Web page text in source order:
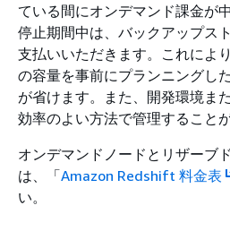
ている間にオンデマンド課金が
停止期間中は、バックアップス
支払いいただきます。これによ
の容量を事前にプランニングし
が省けます。また、開発環境ま
効率のよい方法で管理すること
オンデマンドノードとリザーブ
は、「Amazon Redshift 料金表
い。